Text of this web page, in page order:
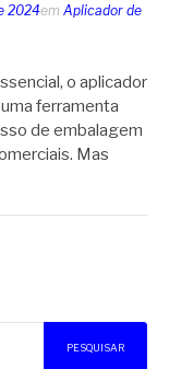
2024em Aplicador de
o aplicador
ferramenta
de embalagem
Mas
PESQUISAR